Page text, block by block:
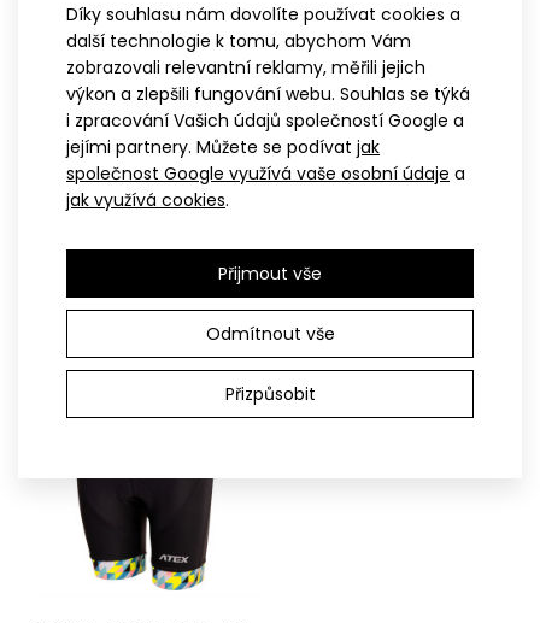
Díky souhlasu nám dovolíte používat cookies a
další technologie k tomu, abychom Vám
zobrazovali relevantní reklamy, měřili jejich
výkon a zlepšili fungování webu. Souhlas se týká
i zpracování Vašich údajů společností Google a
jejími partnery. Můžete se podívat jak
společnost Google využívá vaše osobní údaje a
jak využívá cookies.
Přijmout vše
Odmítnout vše
Přizpůsobit
Dětské cyklo kraťasy MTB černé
1 099 Kč
122-128
158
164
Dětské cyklo kraťasy MIK
žluté
1 099 Kč
110-116
146
152
110116